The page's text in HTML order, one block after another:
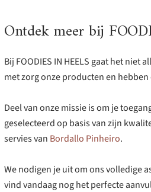
Ontdek meer bij
Bij FOODIES IN HEELS gaat het
met zorg onze producten en
Deel van onze missie is om je
geselecteerd op basis van zijn
servies van Bordallo Pinheiro.
We nodigen je uit om ons volledige
vind vandaag nog het perfecte